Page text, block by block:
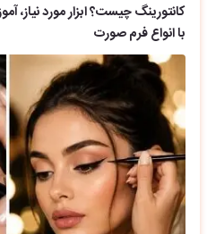
کانتورینگ چیست؟ ابزار مورد نیاز،
با انواع فرم صورت